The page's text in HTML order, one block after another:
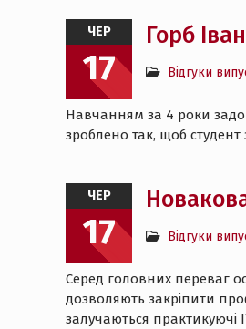
ЧЕР
17
Горб
Відгуки
Навчанням за 4 роки
зроблено так, щоб
ЧЕР
17 Відгуки
Серед головних переваг
дозволяють закріпити
залучаються практикуючі